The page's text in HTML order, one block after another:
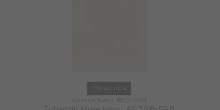
138, 60 PLN
Cena rynkowa: 189.91 PLN